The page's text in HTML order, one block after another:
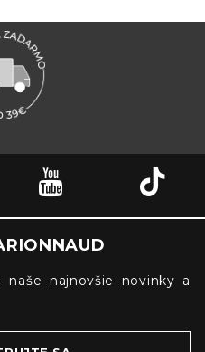
najnovšie novinky a